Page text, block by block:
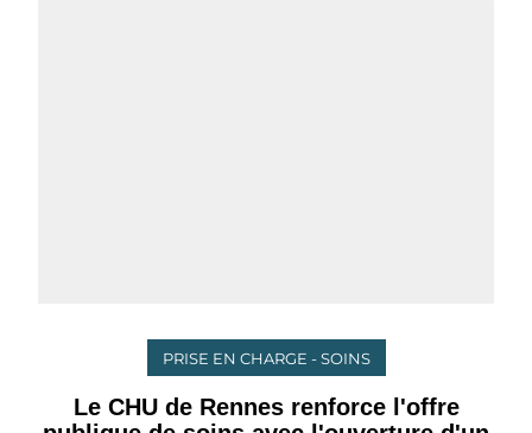
PRISE EN CHARGE - SOINS
Le CHU de Rennes renforce l'offre